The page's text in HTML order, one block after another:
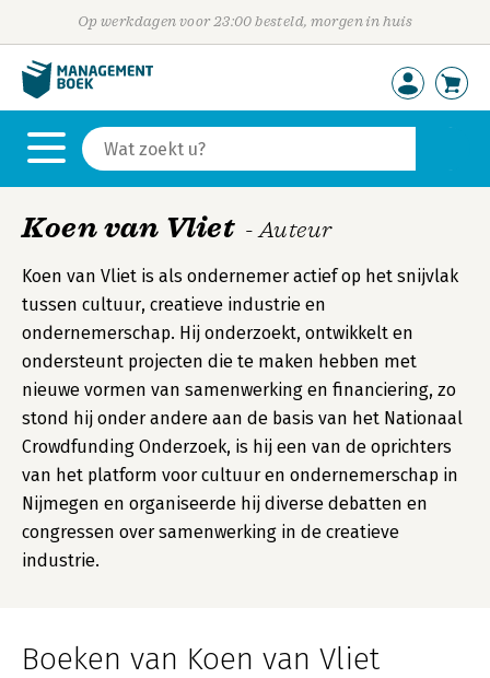
Op werkdagen voor 23:00 besteld, morgen in huis
Koen van Vliet - Auteur
Koen van Vliet is als ondernemer actief op het snijvlak
tussen cultuur, creatieve industrie en
ondernemerschap. Hij onderzoekt, ontwikkelt en
ondersteunt projecten die te maken hebben met
nieuwe vormen van samenwerking en financiering, zo
stond hij onder andere aan de basis van het Nationaal
Crowdfunding Onderzoek, is hij een van de oprichters
van het platform voor cultuur en ondernemerschap in
Nijmegen en organiseerde hij diverse debatten en
congressen over samenwerking in de creatieve
industrie.
Boeken van Koen van Vliet